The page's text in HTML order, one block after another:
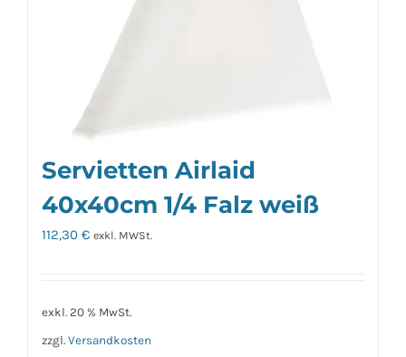
Servietten Airlaid
40x40cm 1/4 Falz weiß
112,30 € exkl. MWSt.
exkl. 20 % MwSt.
zzgl. Versandkosten